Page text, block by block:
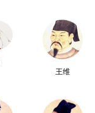
王维